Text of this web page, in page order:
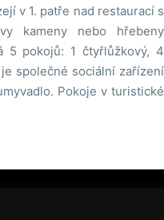
v 1. patře nad restaurací s
kameny nebo hřebeny
5 pokojů: 1 čtyřlůžkový, 4
společné sociální zařízení
Pokoje v turistické